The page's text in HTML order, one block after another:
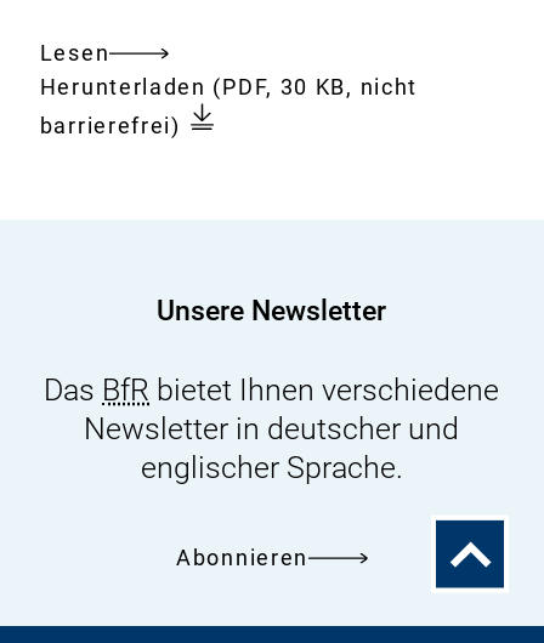
Lesen
Gesamtes
Dokument
Download:
Herunterladen The
dispersion
for
control
(Health
risks
Surroundings
Containers
(PDF, 30 KB, nicht
barrierefrei)
Unsere Newsletter
Das BfR bietet Ihnen verschiedene
Newsletter in deutscher und
englischer Sprache.
Abonnieren
Zum